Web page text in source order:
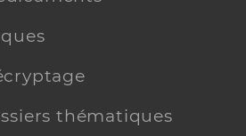
thématiques